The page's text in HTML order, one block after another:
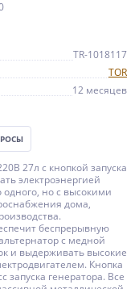
TR-1018117
TOR
12 месяцев
27л с кнопкой запуска
электроэнергией
но с высокими
дома,
беспрерывную
с медной
и выдерживать высокие
Кнопка
запуска генератора. Все